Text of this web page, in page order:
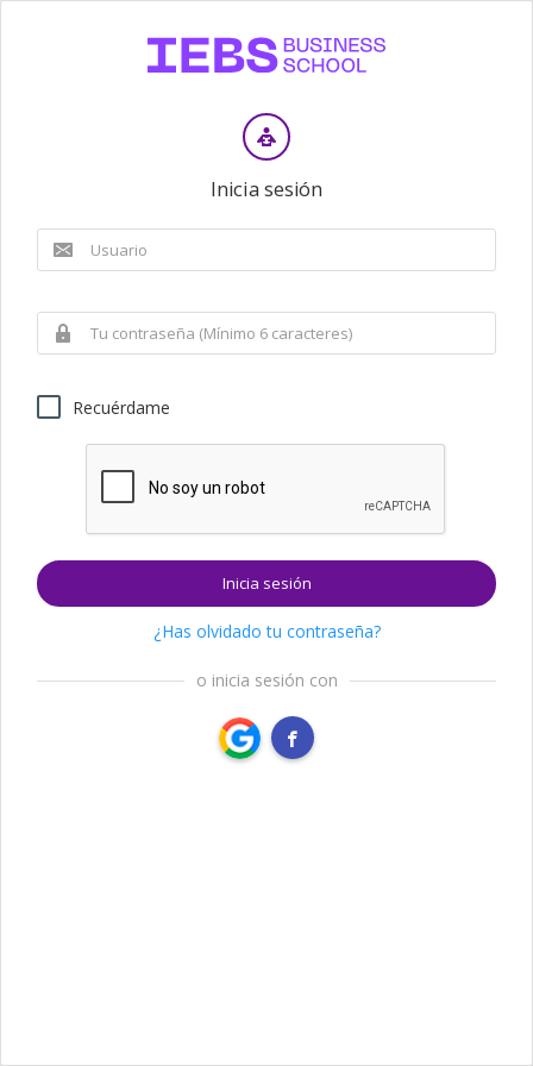
Inicia sesión
Recuérdame
Inicia sesión
¿Has olvidado tu contraseña?
o inicia sesión con